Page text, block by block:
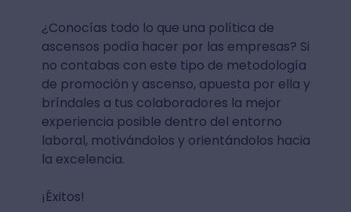
¿Conocías todo lo que una política de
ascensos podía hacer por las empresas? Si
no contabas con este tipo de metodología
de promoción y ascenso, apuesta por ella y
bríndales a tus colaboradores la mejor
experiencia posible dentro del entorno
laboral, motivándolos y orientándolos hacia
la excelencia.
¡Éxitos!